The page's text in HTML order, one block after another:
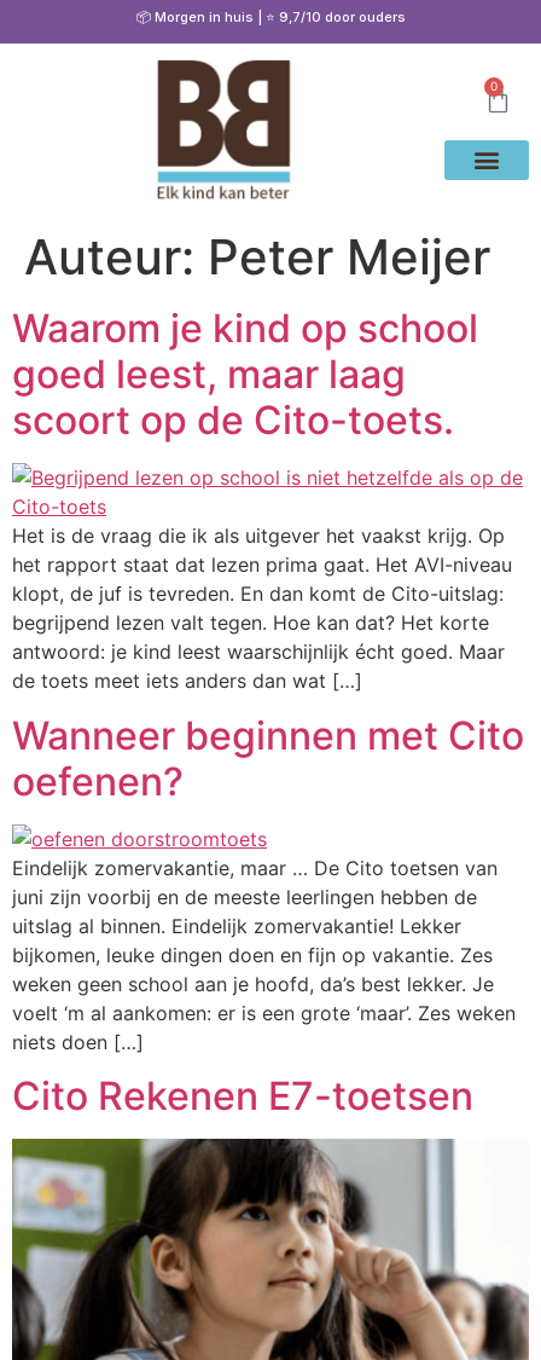
📦 Morgen in huis | ⭐ 9,7/10 door ouders
0
Auteur: Peter Meijer
Waarom je kind op school
goed leest, maar laag
scoort op de Cito-toets.
Het is de vraag die ik als uitgever het vaakst krijg. Op
het rapport staat dat lezen prima gaat. Het AVI-niveau
klopt, de juf is tevreden. En dan komt de Cito-uitslag:
begrijpend lezen valt tegen. Hoe kan dat? Het korte
antwoord: je kind leest waarschijnlijk écht goed. Maar
de toets meet iets anders dan wat […]
Wanneer beginnen met Cito
oefenen?
Eindelijk zomervakantie, maar … De Cito toetsen van
juni zijn voorbij en de meeste leerlingen hebben de
uitslag al binnen. Eindelijk zomervakantie! Lekker
bijkomen, leuke dingen doen en fijn op vakantie. Zes
weken geen school aan je hoofd, da’s best lekker. Je
voelt ‘m al aankomen: er is een grote ‘maar’. Zes weken
niets doen […]
Cito Rekenen E7-toetsen